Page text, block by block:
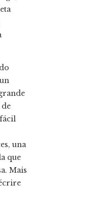
una
que
Mais